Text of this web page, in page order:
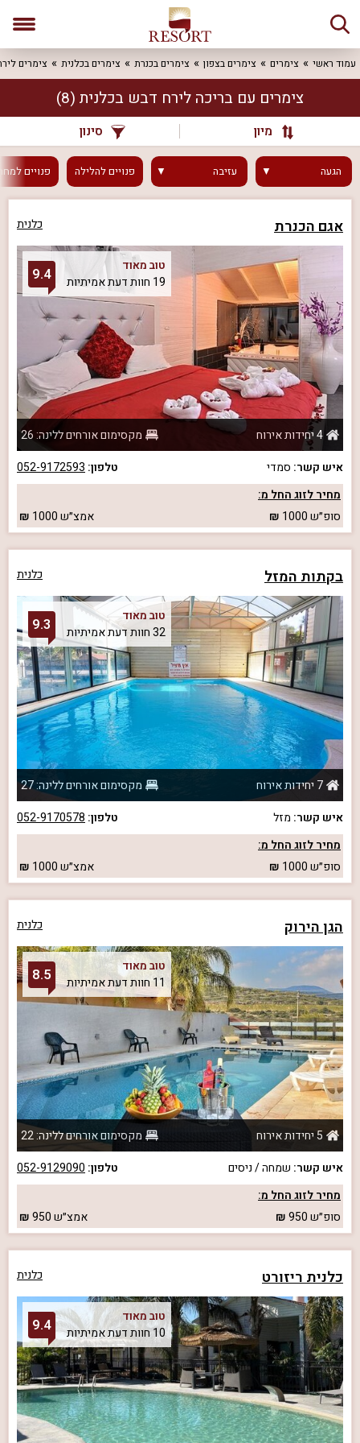
עמוד ראשי צימרים צימרים בצפון צימרים בכנרת צימרים בכלנית צימרים
צימרים עם בריכה לירח דבש בכלנית (8)
מיון סינון
הגעה עזיבה פנוייםלהלילה פנויים
אגם הכנרת כלנית
טוב מאוד
19 חוות דעת אמיתיות
9.4
4 יחידות אירוח
מקסימום אורחים ללינה: 26
איש קשר: סמדי טלפון: 052-9172593
מחיר לזוג החל מ:
סופ״ש1000 אמצ״ש1000
בקתות המזל כלנית
טוב מאוד
32 חוות דעת אמיתיות
9.3
7 יחידות אירוח
מקסימום אורחים ללינה: 27
איש קשר: מזל טלפון: 052-9170578
מחיר לזוג החל מ:
סופ״ש1000 אמצ״ש1000
הגן הירוק כלנית
טוב מאוד
11 חוות דעת אמיתיות
8.5
5 יחידות אירוח
מקסימום אורחים ללינה: 22
איש קשר: שמחה / ניסים טלפון: 052-9129090
מחיר לזוג החל מ:
סופ״ש950 אמצ״ש950
כלנית ריזורט כלנית
טוב מאוד
10 חוות דעת אמיתיות
9.4